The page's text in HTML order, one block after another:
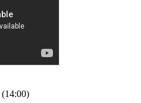
(14:00)